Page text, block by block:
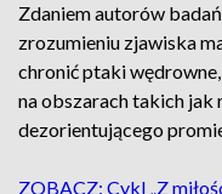
Zdaniem autorów
zrozumieniu zjawiska
chronić ptaki
na obszarach takich
dezorientującego
ZOBACZ: Cykl „Z